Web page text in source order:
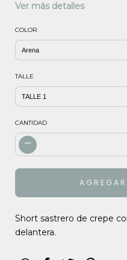
Ver más detalles
COLOR
TALLE
CANTIDAD
Short sastrero de crepe
delantera.